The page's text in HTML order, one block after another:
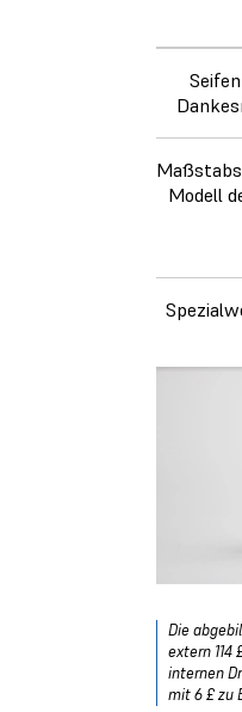
Modell
Die
extern 114
internen
mit 6 £ zu